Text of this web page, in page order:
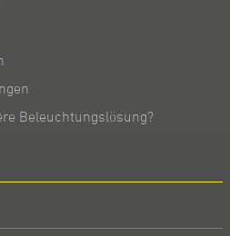
Beleuchtungslösung?